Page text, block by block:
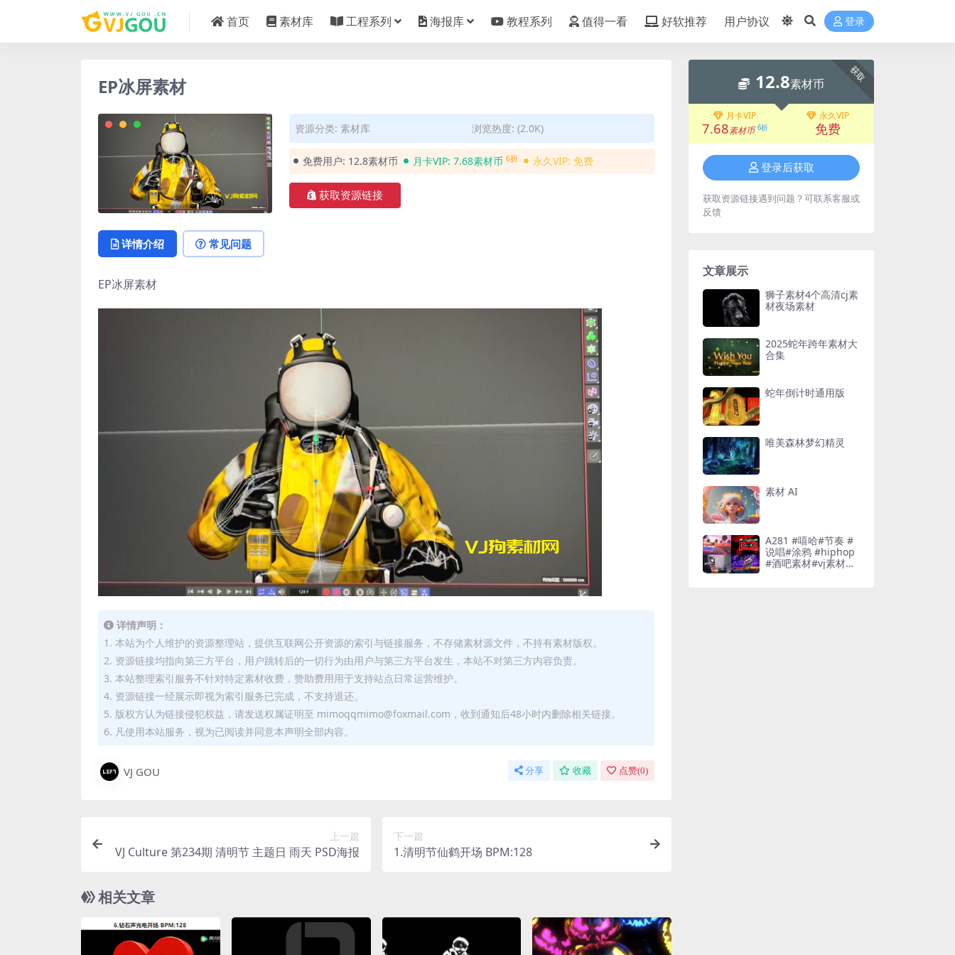
首页 素材库 工程系列 海报库 教程系列 值得一看 好软推荐 用户协议 登录
EP冰屏素材
资源分类: 素材库 浏览热度: (2.0K)
免费用户: 12.8素材币 月卡VIP: 7.68素材币 6折 永久VIP: 免费
获取资源链接
详情介绍 常见问题
EP冰屏素材
详情声明：
1. 本站为个人维护的资源整理站，提供互联网公开资源的索引与链接服务，不存储素材源文件，不持有素材版权。
2. 资源链接均指向第三方平台，用户跳转后的一切行为由用户与第三方平台发生，本站不对第三方内容负责。
3. 本站整理索引服务不针对特定素材收费，赞助费用用于支持站点日常运营维护。
4. 资源链接一经展示即视为索引服务已完成，不支持退还。
5. 版权方认为链接侵犯权益，请发送权属证明至 mimoqqmimo@foxmail.com，收到通知后48小时内删除相关链接。
6. 凡使用本站服务，视为已阅读并同意本声明全部内容。
VJ GOU 分享 收藏 点赞(0)
上一篇
VJ Culture 第234期 清明节 主题日 雨天 PSD海报
下一篇
1.清明节仙鹤开场 BPM:128
相关文章
获取
12.8素材币
月卡VIP
7.68素材币 6折
永久VIP
免费
登录后获取
获取资源链接遇到问题？可联系客服或
反馈
文章展示
狮子素材4个高清cj素
材夜场素材
2025蛇年跨年素材大
合集
蛇年倒计时通用版
唯美森林梦幻精灵
素材 AI
A281 #嘻哈#节奏 #
说唱#涂鸦 #hiphop
#酒吧素材#vj素材酒